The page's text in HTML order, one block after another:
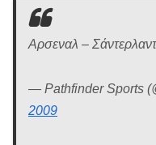
Αρσεναλ –
— Pathfinder Sports
2009